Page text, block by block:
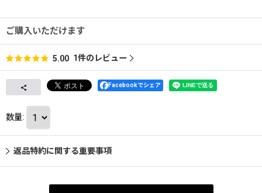
ご購入いただけます
5.00 1件のレビュー
Facebookでシェア
数量:
返品特約に関する重要事項